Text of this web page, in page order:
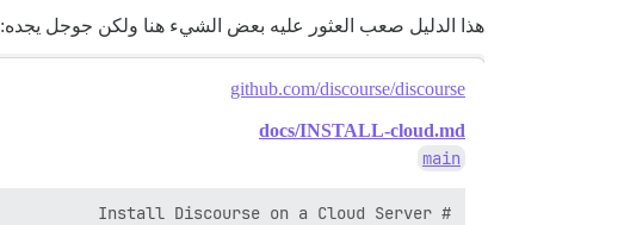
هذا الدليل صعب العثور عليه بعض الشيء هنا ولكن جوجل يجده:
github.com/discourse/discourse
docs/INSTALL-cloud.md
main